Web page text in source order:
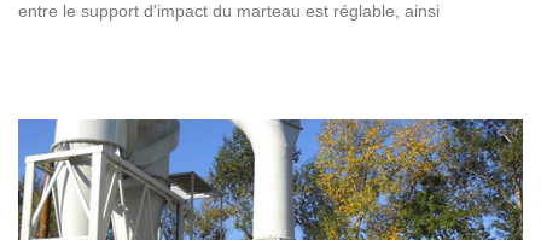
entre le support d'impact du marteau est réglable, ainsi